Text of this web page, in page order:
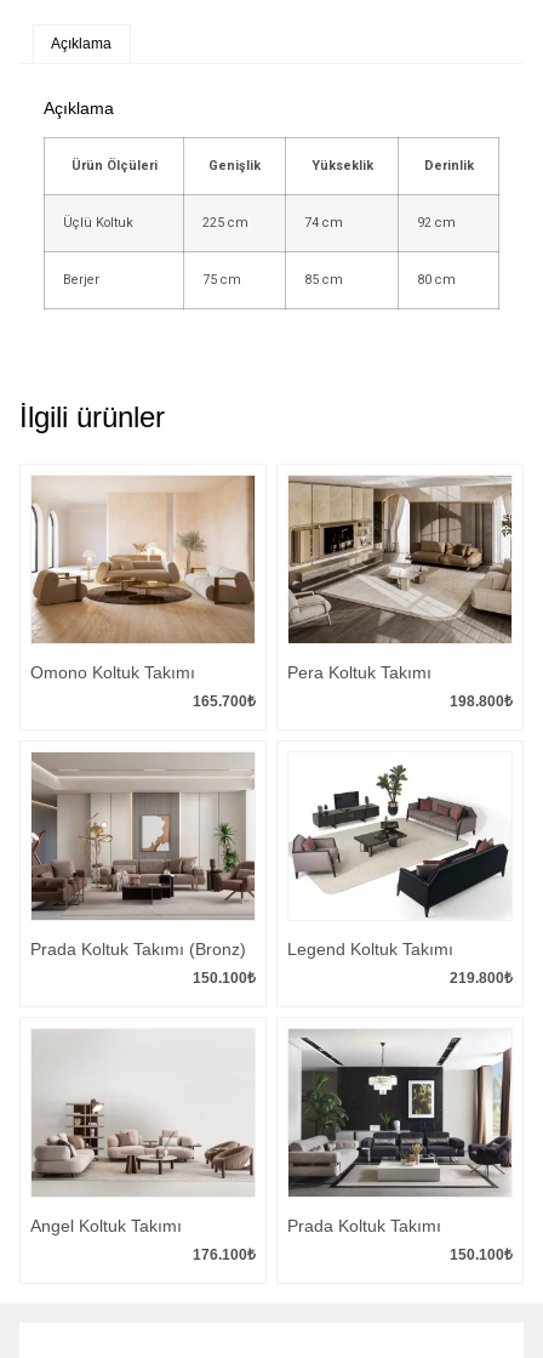
Açıklama
Açıklama
Ürün Ölçüleri Genişlik Yükseklik Derinlik
Üçlü Koltuk 225 cm 74 cm 92 cm
Berjer 75 cm 85 cm 80 cm
İlgili ürünler
Omono Koltuk Takımı
165.700₺
Pera Koltuk Takımı
198.800₺
Prada Koltuk Takımı (Bronz)
150.100₺
Legend Koltuk Takımı
219.800₺
Angel Koltuk Takımı
176.100₺
Prada Koltuk Takımı
150.100₺